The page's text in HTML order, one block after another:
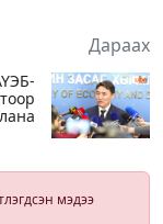
Дараах
мэдээ